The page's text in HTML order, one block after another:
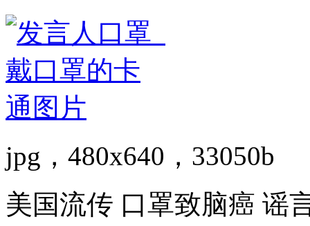
jpg，480x640，33050b
美国流传 口罩致脑癌 谣